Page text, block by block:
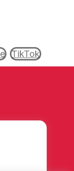
TikTok